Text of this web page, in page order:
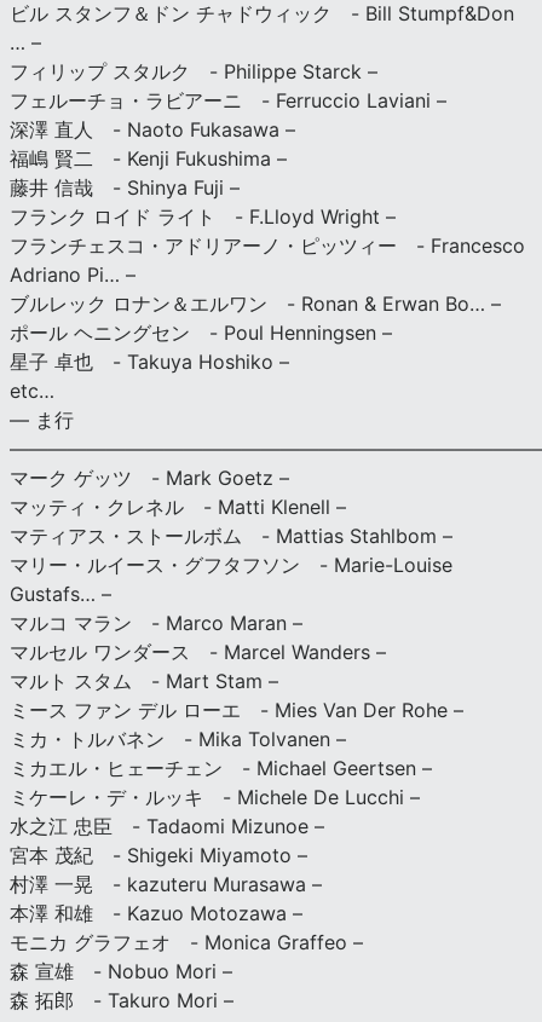
ビル スタンフ＆ドン チャドウィック - Bill Stumpf&Don
… –
フィリップ スタルク - Philippe Starck –
フェルーチョ・ラビアーニ - Ferruccio Laviani –
深澤 直人 - Naoto Fukasawa –
福嶋 賢二 - Kenji Fukushima –
藤井 信哉 - Shinya Fuji –
フランク ロイド ライト - F.Lloyd Wright –
フランチェスコ・アドリアーノ・ピッツィー - Francesco
Adriano Pi… –
ブルレック ロナン＆エルワン - Ronan & Erwan Bo… –
ポール ヘニングセン - Poul Henningsen –
星子 卓也 - Takuya Hoshiko –
etc…
— ま行
マーク ゲッツ - Mark Goetz –
マッティ・クレネル - Matti Klenell –
マティアス・ストールボム - Mattias Stahlbom –
マリー・ルイース・グフタフソン - Marie-Louise
Gustafs… –
マルコ マラン - Marco Maran –
マルセル ワンダース - Marcel Wanders –
マルト スタム - Mart Stam –
ミース ファン デル ローエ - Mies Van Der Rohe –
ミカ・トルバネン - Mika Tolvanen –
ミカエル・ヒェーチェン - Michael Geertsen –
ミケーレ・デ・ルッキ - Michele De Lucchi –
水之江 忠臣 - Tadaomi Mizunoe –
宮本 茂紀 - Shigeki Miyamoto –
村澤 一晃 - kazuteru Murasawa –
本澤 和雄 - Kazuo Motozawa –
モニカ グラフェオ - Monica Graffeo –
森 宣雄 - Nobuo Mori –
森 拓郎 - Takuro Mori –